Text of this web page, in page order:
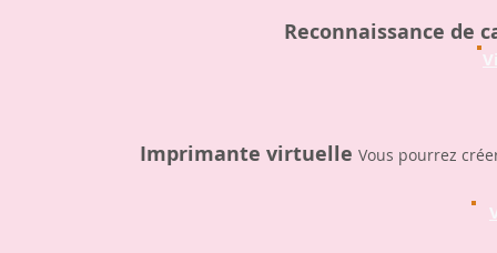
Reconnaissance de
Imprimante virtuelle Vous pourrez